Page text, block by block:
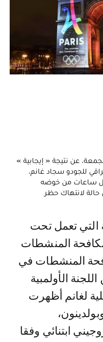
عن نتيجة « إيجابية »
للجودو سجاد غانم،
ساعات من خوضه
لانتهاك حظر
المنشطات
المنشطات في
الأولمبية
لغانم أظهرت
ابتنائي وفقا